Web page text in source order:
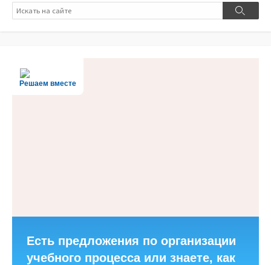
Поиск
Поиск
Решаем вместе
Есть предложения по организации
учебного процесса или знаете, как